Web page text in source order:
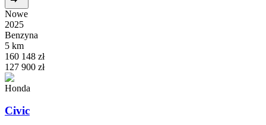
Nowe
2025
Benzyna
5 km
160 148 zł
127 900 zł
Honda
Civic